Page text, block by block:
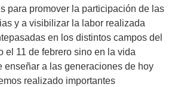
para promover la participación de las
y a visibilizar la labor realizada
en los distintos campos del
el 11 de febrero sino en la vida
enseñar a las generaciones de hoy
realizado importantes